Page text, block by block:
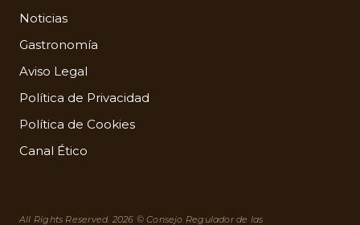
Noticias
Gastronomía
Aviso Legal
Política de Privacidad
Política de Cookies
Canal Ético
All Rights Reserved. 2026 © Consejo Regulador de las